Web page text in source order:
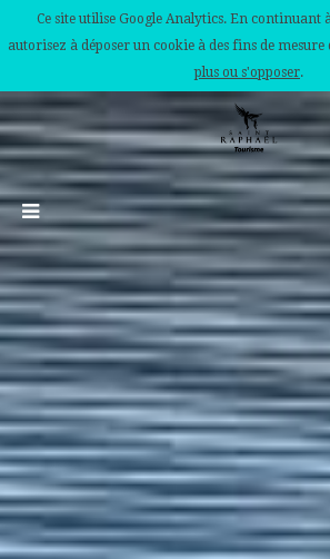
Ce site utilise Google Analytics. En continuant
autorisez à déposer un cookie à des fins de
plus ou s'opposer.